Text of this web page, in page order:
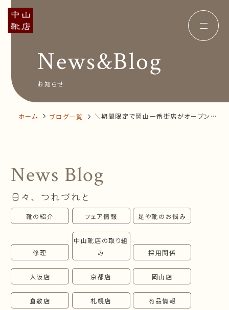
Concept コンセプト
Insole オーダー中敷き
News&Blog
Company 会社概要
オンラインショップ
お問い合わせ
News&Blog
お知らせ
ホーム ブログ一覧
＼期間限定で岡山一番街店がオープンし
News Blog
日々、つれづれと
靴の紹介 フェア情報 足や靴のお悩み
修理
中山靴店の取り組
み
採用関係
大阪店 京都店 岡山店
倉敷店 札幌店 商品情報